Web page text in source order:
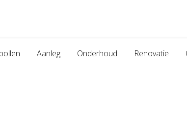
Aanleg Onderhoud Renovatie